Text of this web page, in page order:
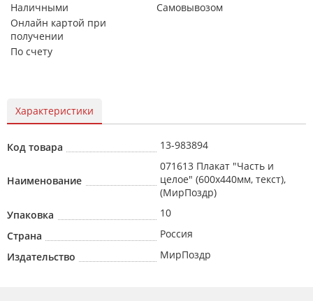
Наличными
Онлайн картой при
получении
По счету
Самовывозом
Характеристики
Код товара 13-983894
Наименование
071613 Плакат "Часть и
целое" (600х440мм, текст),
(МирПоздр)
Упаковка
10
Страна
Россия
Издательство
МирПоздр